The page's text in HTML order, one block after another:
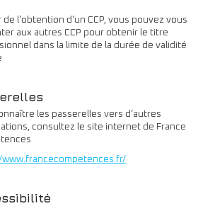
de l’obtention d’un CCP, vous pouvez vous
aux autres CCP pour obtenir le titre
dans la limite de la durée de validité
les passerelles vers d’autres
consultez le site internet de France